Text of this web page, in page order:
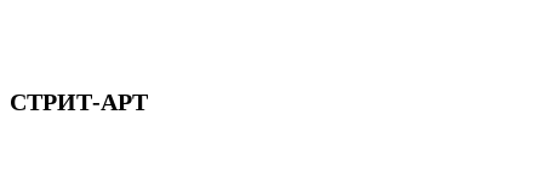
СТРИТ-АРТ